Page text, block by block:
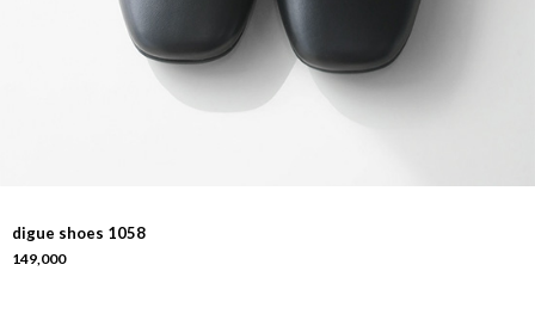
digue shoes 1058
149,000